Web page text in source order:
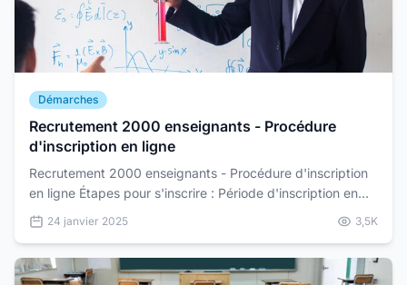
Démarches
Recrutement 2000 enseignants - Procédure
d'inscription en ligne
Recrutement 2000 enseignants - Procédure d'inscription
en ligne Étapes pour s'inscrire : Période d'inscription en
24 janvier 2025 3,5K